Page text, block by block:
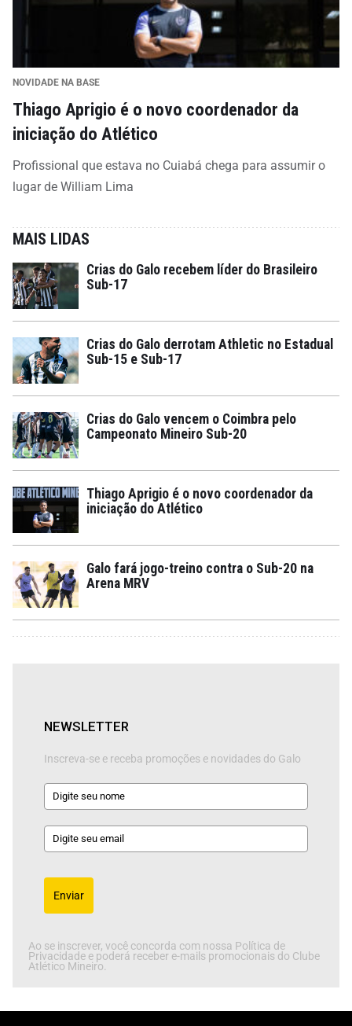
NOVIDADE NA BASE
Thiago Aprigio é o novo coordenador da
iniciação do Atlético
Profissional que estava no Cuiabá chega para assumir o
lugar de William Lima
MAIS LIDAS
Crias do Galo recebem líder do Brasileiro
Sub-17
Crias do Galo derrotam Athletic no Estadual
Sub-15 e Sub-17
Crias do Galo vencem o Coimbra pelo
Campeonato Mineiro Sub-20
Thiago Aprigio é o novo coordenador da
iniciação do Atlético
Galo fará jogo-treino contra o Sub-20 na
Arena MRV
NEWSLETTER
Inscreva-se e receba promoções e novidades do Galo
Enviar
Ao se inscrever, você concorda com nossa Política de
Privacidade e poderá receber e-mails promocionais do Clube
Atlético Mineiro.